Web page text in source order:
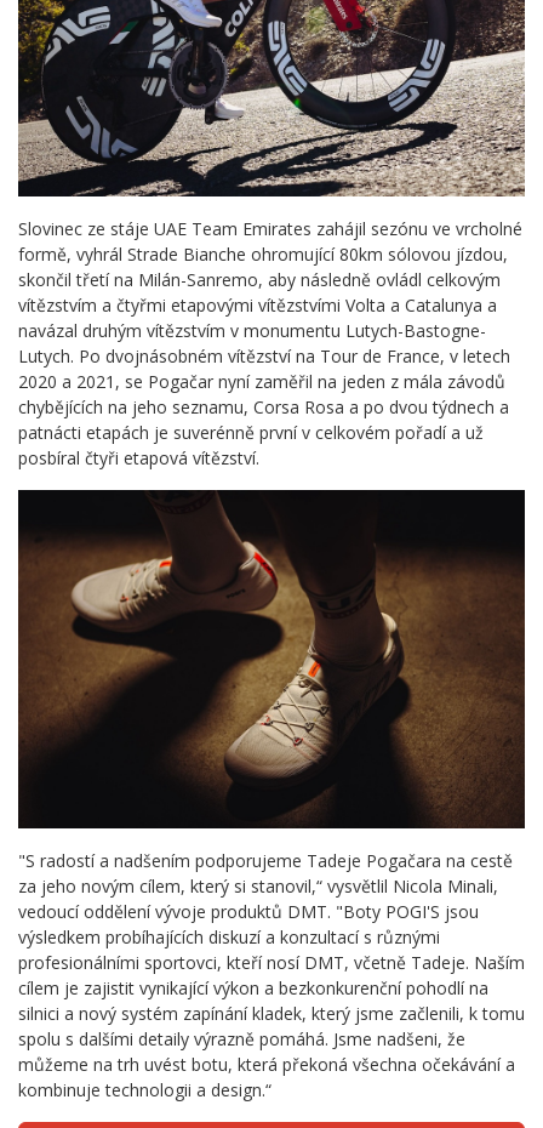
Slovinec ze stáje UAE Team Emirates zahájil sezónu ve vrcholné
formě, vyhrál Strade Bianche ohromující 80km sólovou jízdou,
skončil třetí na Milán-Sanremo, aby následně ovládl celkovým
vítězstvím a čtyřmi etapovými vítězstvími Volta a Catalunya a
navázal druhým vítězstvím v monumentu Lutych-Bastogne-
Lutych. Po dvojnásobném vítězství na Tour de France, v letech
2020 a 2021, se Pogačar nyní zaměřil na jeden z mála závodů
chybějících na jeho seznamu, Corsa Rosa a po dvou týdnech a
patnácti etapách je suverénně první v celkovém pořadí a už
posbíral čtyři etapová vítězství.
"S radostí a nadšením podporujeme Tadeje Pogačara na cestě
za jeho novým cílem, který si stanovil,“ vysvětlil Nicola Minali,
vedoucí oddělení vývoje produktů DMT. "Boty POGI'S jsou
výsledkem probíhajících diskuzí a konzultací s různými
profesionálními sportovci, kteří nosí DMT, včetně Tadeje. Naším
cílem je zajistit vynikající výkon a bezkonkurenční pohodlí na
silnici a nový systém zapínání kladek, který jsme začlenili, k tomu
spolu s dalšími detaily výrazně pomáhá. Jsme nadšeni, že
můžeme na trh uvést botu, která překoná všechna očekávání a
kombinuje technologii a design.“